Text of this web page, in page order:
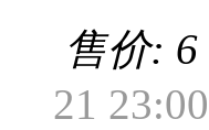
售价: 6
21 23:00